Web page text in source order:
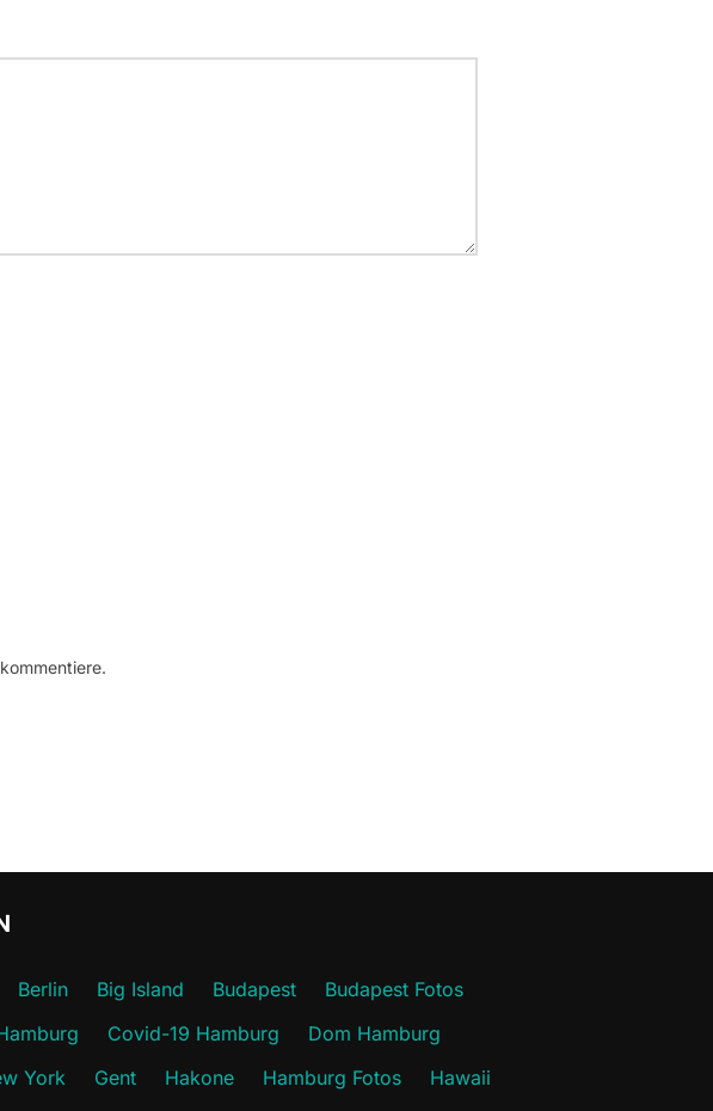
Berlin Big Island Budapest
Budapest Fotos
Covid-19 Hamburg
Dom Hamburg
York
Gent Hakone Hamburg Fotos
Hawaii